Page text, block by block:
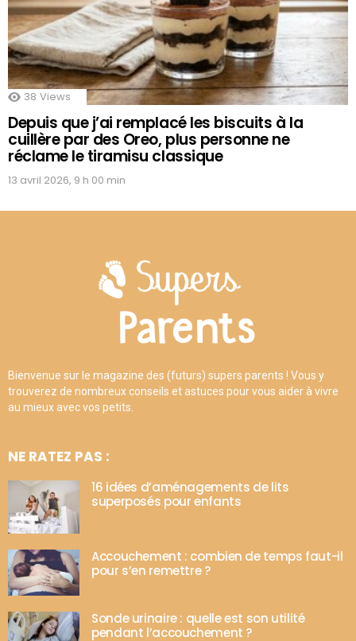
38 Views
Depuis que j’ai remplacé les biscuits à la
cuillère par des Oreo, plus personne ne
réclame le tiramisu classique
13 avril 2026, 9 h 00 min
Bienvenue sur le magazine des (futurs) supers parents ! Vous y
trouverez de nombreux conseils et astuces pour vous aider à vivre
au mieux avec vos petits.
NE RATEZ PAS :
16 idées d’aménagements de lits
superposés pour enfants
Accouchement : combien de temps faut-il
pour s’en remettre ?
Sonde urinaire : quelle est son utilité
pendant l’accouchement ?